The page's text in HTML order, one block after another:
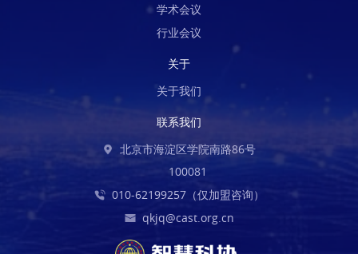
学术会议
行业会议
关于
关于我们
联系我们
北京市海淀区学院南路86号
100081
010-62199257（仅加盟咨询）
qkjq@cast.org.cn